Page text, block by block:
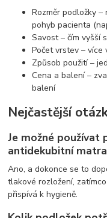
Rozměr podložky
pohyb pacienta
Savost – čím vyšší
Počet vrstev –
Způsob použití –
Cena a balení –
balení
Nejčastější
Je možné používat
antidekubitní
Ano, a dokonce se to
tlakové rozložení,
přispívá k hygieně.